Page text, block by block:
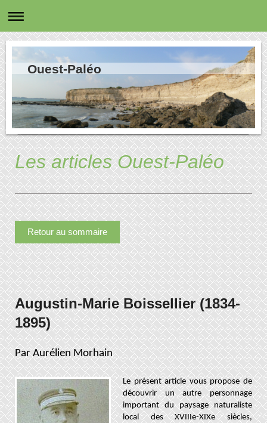
Ouest-Paléo
Les articles Ouest-Paléo
Retour au sommaire
Augustin-Marie Boissellier (1834-
1895)
Par Aurélien Morhain
Le présent article vous propose de
découvrir un autre personnage
important du paysage naturaliste
local des XVIIIe-XIXe siècles,